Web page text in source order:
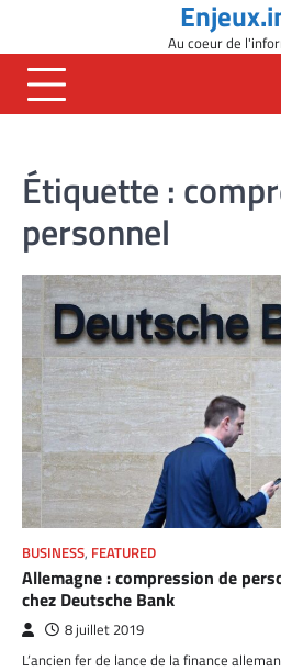
content
Au coeur de
Étiquette :
personnel
BUSINESS, FEATURED
Allemagne : compression de
chez Deutsche Bank
8 juillet 2019
L’ancien fer de lance de la finance